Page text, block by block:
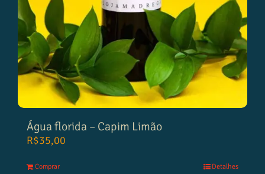
Água florida – Capim Limão
R$35,00
Comprar Detalhes